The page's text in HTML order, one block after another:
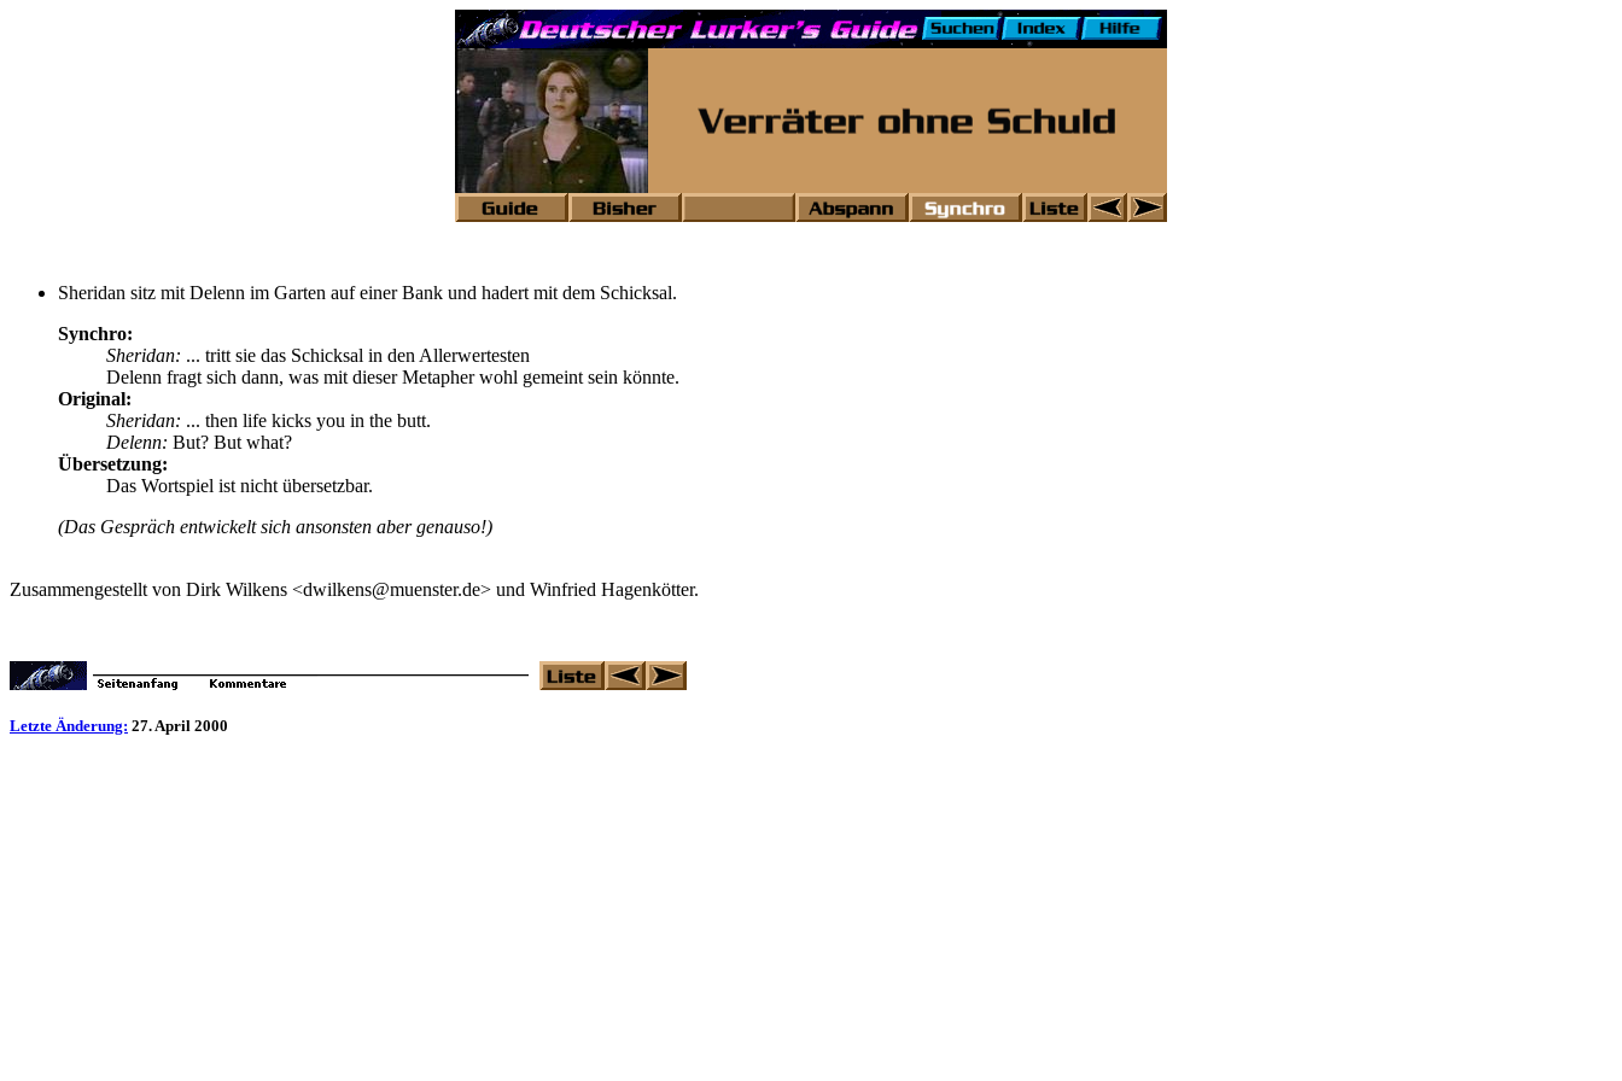
Sheridan sitz mit Delenn im Garten auf einer Bank und hadert mit dem Schicksal.
Synchro:
Sheridan: ... tritt sie das Schicksal in den Allerwertesten
Delenn fragt sich dann, was mit dieser Metapher wohl gemeint sein könnte.
Original:
Sheridan: ... then life kicks you in the butt.
Delenn: But? But what?
Übersetzung:
Das Wortspiel ist nicht übersetzbar.
(Das Gespräch entwickelt sich ansonsten aber genauso!)
Zusammengestellt von Dirk Wilkens <dwilkens@muenster.de> und Winfried Hagenkötter.
Letzte Änderung: 27. April 2000